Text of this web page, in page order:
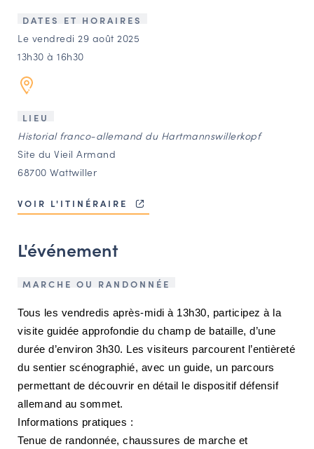
CONTACT
Agenda
Annuaire
Ressources
BOURSE D’ÉCHANGE
CARTES DES NAUDIN
Espace acteurs
NAVIGATION FILTRÉE « ACTEURS »
PORTAIL CULTURE
Comité d'Histoire Régionale
Service Inventaire et Patrimoines de la Région Grand Est
DATES ET HORAIRES
Le vendredi 29 août 2025
13h30 à 16h30
LIEU
Historial franco-allemand du Hartmannswillerkopf
Site du Vieil Armand
68700 Wattwiller
VOIR L'ITINÉRAIRE
L'événement
MARCHE OU RANDONNÉE
Tous les vendredis après-midi à 13h30, participez à la
visite guidée approfondie du champ de bataille, d’une
durée d’environ 3h30. Les visiteurs parcourent l’entièreté
du sentier scénographié, avec un guide, un parcours
permettant de découvrir en détail le dispositif défensif
allemand au sommet.
Informations pratiques :
Tenue de randonnée, chaussures de marche et